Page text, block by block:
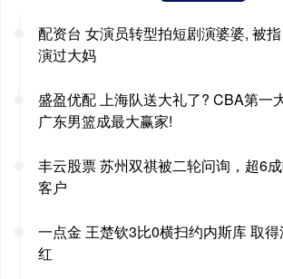
配资台 女演员转型拍短剧演婆婆, 被
演过大妈
盛盈优配 上海队送大礼了? CBA第一
广东男篮成最大赢家!
丰云股票 苏州双祺被二轮问询，超6
客户
一点金 王楚钦3比0横扫约内斯库 取
红